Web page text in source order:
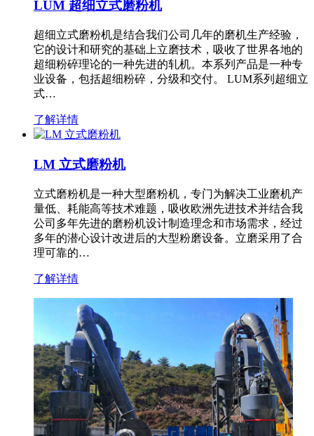
LUM 超细立式磨粉机
超细立式磨粉机是结合我们公司几年的磨机生产经验，
它的设计和研究的基础上立磨技术，吸收了世界各地的
超细粉碎理论的一种先进的轧机。本系列产品是一种专
业设备，包括超细粉碎，分级和交付。 LUM系列超细立
式…
了解详情
LM 立式磨粉机
立式磨粉机是一种大型磨粉机，专门为解决工业磨机产
量低、耗能高等技术难题，吸收欧洲先进技术并结合我
公司多年先进的磨粉机设计制造理念和市场需求，经过
多年的潜心设计改进后的大型粉磨设备。立磨采用了合
理可靠的…
了解详情